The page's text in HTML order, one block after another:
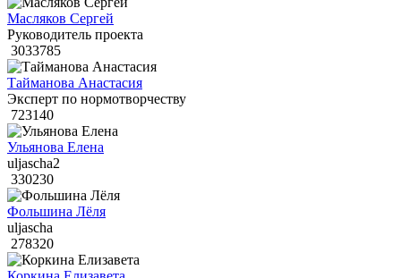
Масляков Сергей
Руководитель проекта
3033785
Тайманова Анастасия
Эксперт по нормотворчеству
723140
Ульянова Елена
uljascha2
330230
Фольшина Лёля
uljascha
278320